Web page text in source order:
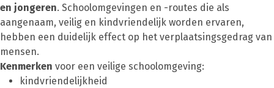
en jongeren. Schoolomgevingen en -routes die als
aangenaam, veilig en kindvriendelijk worden ervaren,
hebben een duidelijk effect op het verplaatsingsgedrag van
mensen.
Kenmerken voor een veilige schoolomgeving:
kindvriendelijkheid